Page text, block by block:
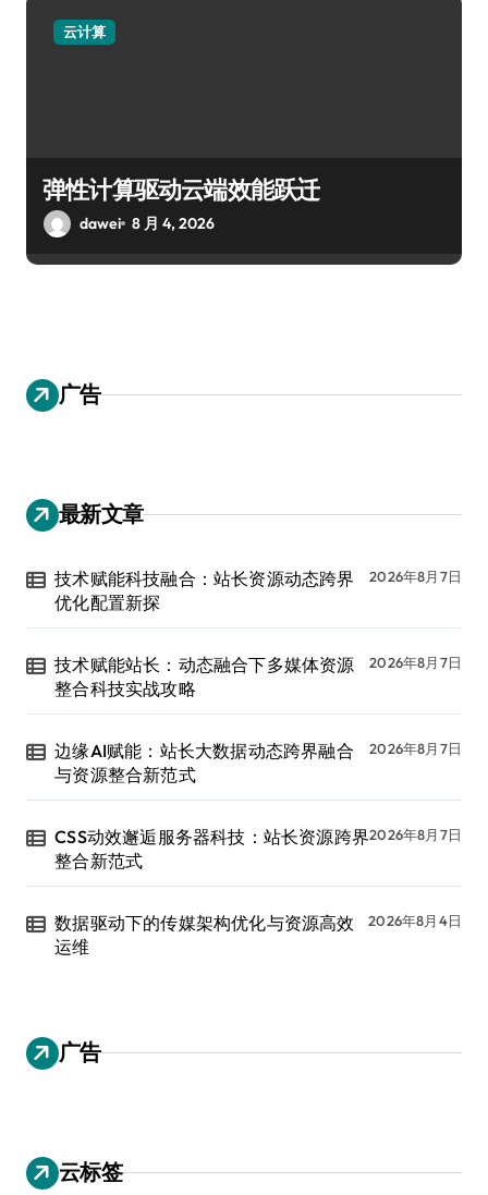
云计算
弹性计算驱动云端效能跃迁
dawei 8 月 4, 2026
广告
最新文章
技术赋能科技融合：站长资源动态跨界
优化配置新探
2026年8月7日
技术赋能站长：动态融合下多媒体资源
整合科技实战攻略
2026年8月7日
边缘AI赋能：站长大数据动态跨界融合
与资源整合新范式
2026年8月7日
CSS动效邂逅服务器科技：站长资源跨界
整合新范式
2026年8月7日
数据驱动下的传媒架构优化与资源高效
运维
2026年8月4日
广告
云标签